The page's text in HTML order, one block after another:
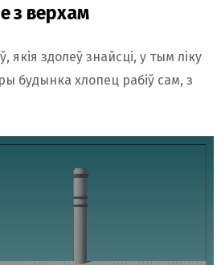
з верхам
здолеў знайсці, у тым ліку
будынка хлопец рабіў сам, з